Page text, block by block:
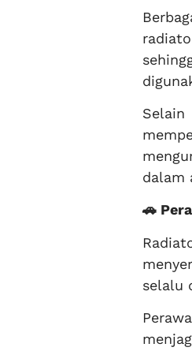
dalam
🚗
selalu